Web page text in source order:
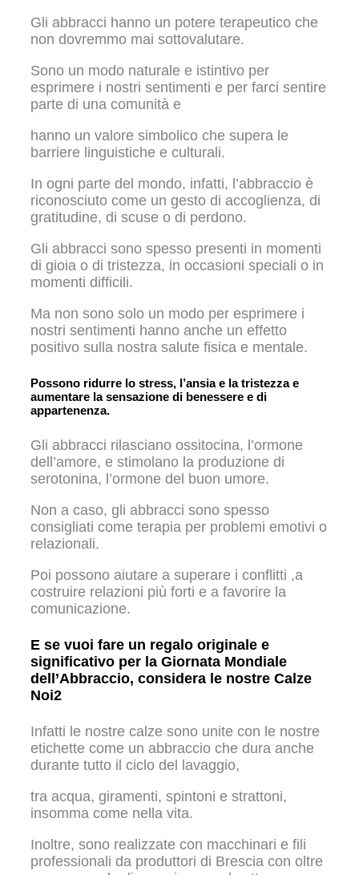
Gli abbracci hanno un potere terapeutico che
non dovremmo mai sottovalutare.
Sono un modo naturale e istintivo per
esprimere i nostri sentimenti e per farci sentire
parte di una comunità e
hanno un valore simbolico che supera le
barriere linguistiche e culturali.
In ogni parte del mondo, infatti, l’abbraccio è
riconosciuto come un gesto di accoglienza, di
gratitudine, di scuse o di perdono.
Gli abbracci sono spesso presenti in momenti
di gioia o di tristezza, in occasioni speciali o in
momenti difficili.
Ma non sono solo un modo per esprimere i
nostri sentimenti hanno anche un effetto
positivo sulla nostra salute fisica e mentale.
Possono ridurre lo stress, l’ansia e la tristezza e
aumentare la sensazione di benessere e di
appartenenza.
Gli abbracci rilasciano ossitocina, l’ormone
dell’amore, e stimolano la produzione di
serotonina, l’ormone del buon umore.
Non a caso, gli abbracci sono spesso
consigliati come terapia per problemi emotivi o
relazionali.
Poi possono aiutare a superare i conflitti ,a
costruire relazioni più forti e a favorire la
comunicazione.
E se vuoi fare un regalo originale e
significativo per la Giornata Mondiale
dell’Abbraccio, considera le nostre Calze
Noi2
Infatti le nostre calze sono unite con le nostre
etichette come un abbraccio che dura anche
durante tutto il ciclo del lavaggio,
tra acqua, giramenti, spintoni e strattoni,
insomma come nella vita.
Inoltre, sono realizzate con macchinari e fili
professionali da produttori di Brescia con oltre